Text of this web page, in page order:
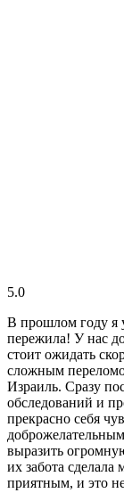
5.0
В прошлом году я
пережила! У нас
стоит ожидать
сложным
Израиль. Сразу
обследований и
прекрасно себя
выразить
их забота
приятным, и это